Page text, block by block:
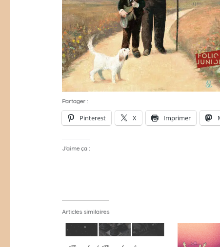
Partager :
Pinterest X Imprimer
J’aime ça :
Articles similaires